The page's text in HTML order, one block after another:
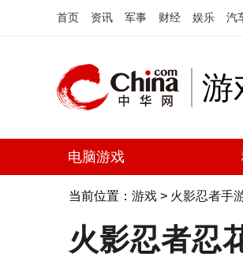
首页 资讯 军事 财经 娱乐 汽
游
电脑游戏
当前位置： 游戏 > 火影忍者手
火影忍者忍